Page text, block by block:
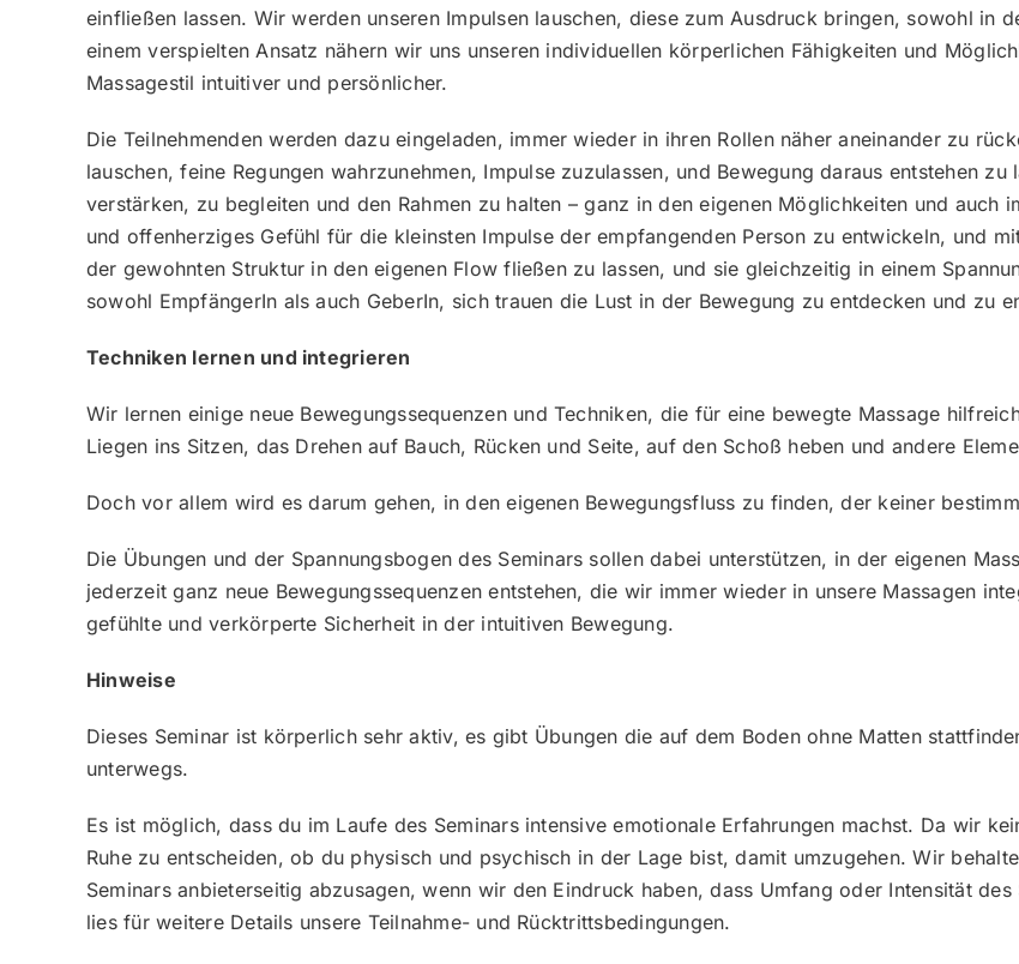
einfließen lassen. Wir werden unseren Impulsen lauschen, diese zum Ausdruck bringen, sowohl in
einem verspielten Ansatz nähern wir uns unseren individuellen körperlichen Fähigkeiten und
Massagestil intuitiver und persönlicher.
Die Teilnehmenden werden dazu eingeladen, immer wieder in ihren Rollen näher aneinander zu
lauschen, feine Regungen wahrzunehmen, Impulse zuzulassen, und Bewegung daraus entstehen
verstärken, zu begleiten und den Rahmen zu halten – ganz in den eigenen Möglichkeiten und auch
und offenherziges Gefühl für die kleinsten Impulse der empfangenden Person zu entwickeln, und
der gewohnten Struktur in den eigenen Flow fließen zu lassen, und sie gleichzeitig in einem
sowohl EmpfängerIn als auch GeberIn, sich trauen die Lust in der Bewegung zu entdecken und zu
Techniken lernen und integrieren
Wir lernen einige neue Bewegungssequenzen und Techniken, die für eine bewegte Massage
Liegen ins Sitzen, das Drehen auf Bauch, Rücken und Seite, auf den Schoß heben und andere
Doch vor allem wird es darum gehen, in den eigenen Bewegungsfluss zu finden, der keiner
Die Übungen und der Spannungsbogen des Seminars sollen dabei unterstützen, in der eigenen
jederzeit ganz neue Bewegungssequenzen entstehen, die wir immer wieder in unsere Massagen
gefühlte und verkörperte Sicherheit in der intuitiven Bewegung.
Hinweise
Dieses Seminar ist körperlich sehr aktiv, es gibt Übungen die auf dem Boden ohne Matten
unterwegs.
Es ist möglich, dass du im Laufe des Seminars intensive emotionale Erfahrungen machst. Da wir
Ruhe zu entscheiden, ob du physisch und psychisch in der Lage bist, damit umzugehen. Wir
Seminars anbieterseitig abzusagen, wenn wir den Eindruck haben, dass Umfang oder Intensität
lies für weitere Details unsere Teilnahme- und Rücktrittsbedingungen.